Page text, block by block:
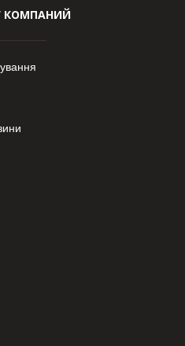
КОМПАНИЙ